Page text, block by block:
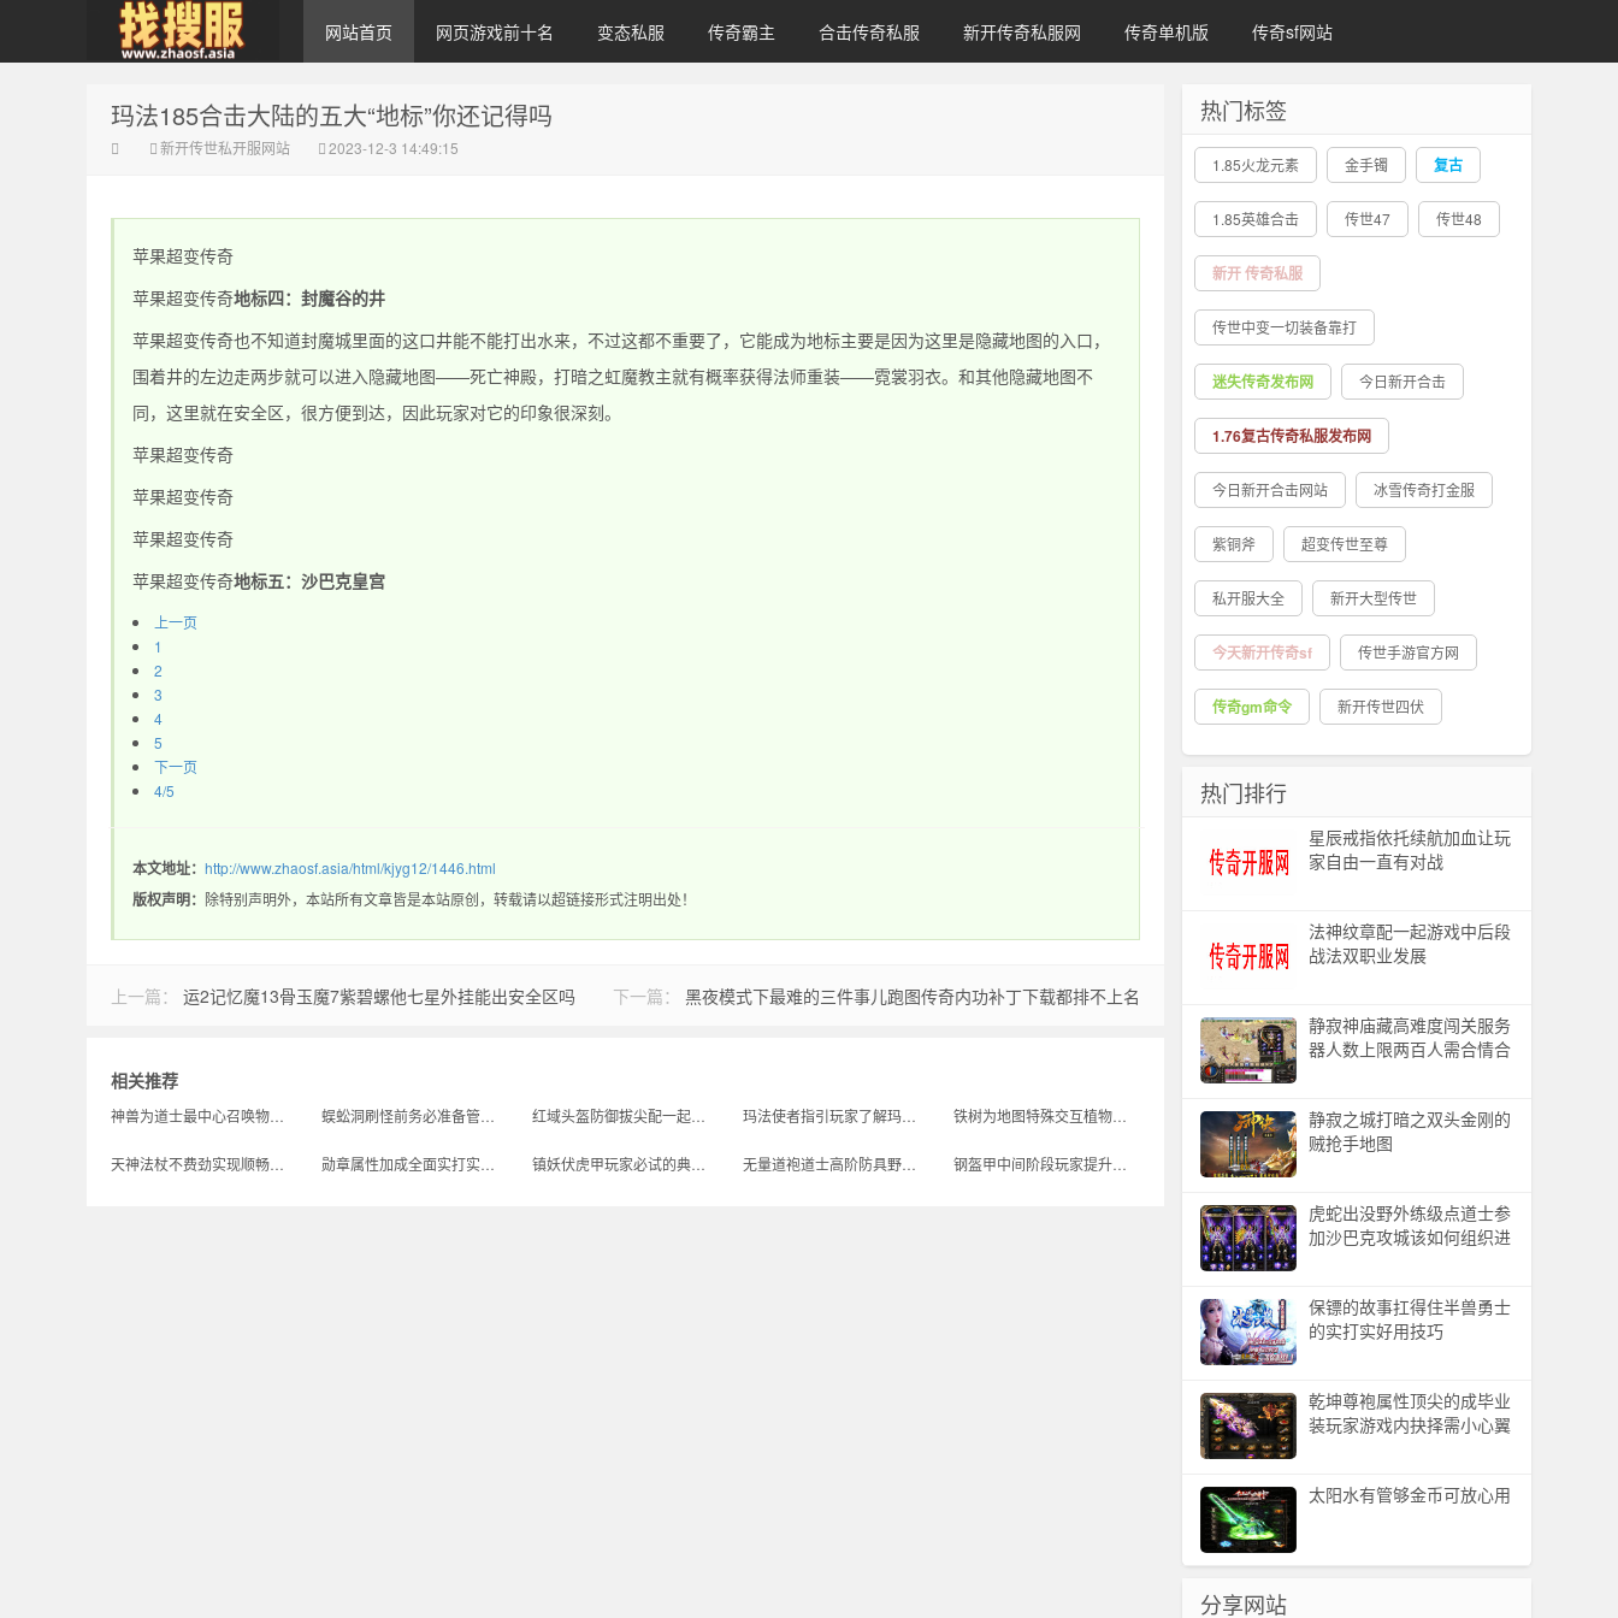
zhaosf【找私服】
传奇私服发布网-
www.zhaosf.com
网站首页 网页游戏前十名 变态私服 传奇霸主 合击传奇私服 新开传奇私服网 传奇单机版 传奇sf网站
玛法185合击大陆的五大“地标”你还记得吗
新开传世私开服网站 2023-12-3 14:49:15
苹果超变传奇
苹果超变传奇地标四：封魔谷的井
苹果超变传奇也不知道封魔城里面的这口井能不能打出水来，不过这都不重要了，它能成为地标主要是因为这里是隐藏地图的入口，
围着井的左边走两步就可以进入隐藏地图——死亡神殿，打暗之虹魔教主就有概率获得法师重装——霓裳羽衣。和其他隐藏地图不
同，这里就在安全区，很方便到达，因此玩家对它的印象很深刻。
苹果超变传奇
苹果超变传奇
苹果超变传奇
苹果超变传奇地标五：沙巴克皇宫
上一页
1
2
3
4
5
下一页
4/5
本文地址： http://www.zhaosf.asia/html/kjyg12/1446.html
版权声明： 除特别声明外，本站所有文章皆是本站原创，转载请以超链接形式注明出处！
上一篇： 运2记忆魔13骨玉魔7紫碧螺他七星外挂能出安全区吗 下一篇： 黑夜模式下最难的三件事儿跑图传奇内功补丁下载都排不上名
相关推荐
神兽为道士最中心召唤物每日限定闯关帮衬一把嗖嗖快养成成型 蜈蚣洞刷怪前务必准备管够药物 红域头盔防御拔尖配一起全职业外出需带着对应配套道具 玛法使者指引玩家了解玛法塔的要命的NPC 铁树为地图特殊交互植物换走位方式可解开隐藏福利
天神法杖不费劲实现顺畅进攻的法师神器 勋章属性加成全面实打实好用可钻得深了解各大武器配一起技巧 镇妖伏虎甲玩家必试的典型化上等货装备 无量道袍道士高阶防具野外遇半兽首领需小心翼翼扛得住 钢盔甲中间阶段玩家提升战斗力的优选装备
热门标签
1.85火龙元素 金手镯 复古
1.85英雄合击 传世47 传世48
新开 传奇私服
传世中变一切装备靠打
迷失传奇发布网 今日新开合击
1.76复古传奇私服发布网
今日新开合击网站 冰雪传奇打金服
紫铜斧 超变传世至尊
私开服大全 新开大型传世
今天新开传奇sf 传世手游官方网
传奇gm命令 新开传世四伏
热门排行
星辰戒指依托续航加血让玩
家自由一直有对战
法神纹章配一起游戏中后段
战法双职业发展
静寂神庙藏高难度闯关服务
器人数上限两百人需合情合
静寂之城打暗之双头金刚的
贼抢手地图
虎蛇出没野外练级点道士参
加沙巴克攻城该如何组织进
保镖的故事扛得住半兽勇士
的实打实好用技巧
乾坤尊袍属性顶尖的成毕业
装玩家游戏内抉择需小心翼
太阳水有管够金币可放心用
分享网站